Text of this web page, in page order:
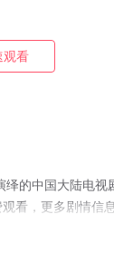
观看
的中国大陆电
看，更多剧情信